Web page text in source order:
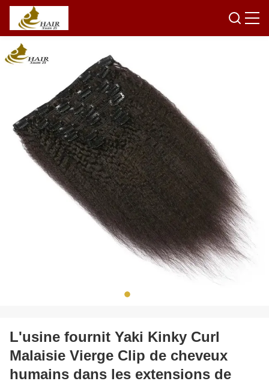
L'usine fournit Yaki Kinky Curl
Malaisie Vierge Clip de cheveux
humains dans les extensions de